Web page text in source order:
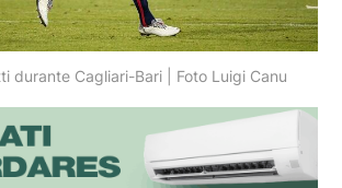
durante Cagliari-Bari | Foto Luigi Canu